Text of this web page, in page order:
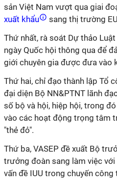
sản Việt Nam vượt qua giai
xuất khẩu
sang thị trường
Thứ nhất, rà soát Dự thảo
ngày Quốc hội thông qua để
giới chuyên gia được đưa vào
Thứ hai, chỉ đạo thành lập Tổ
đại diện Bộ NN&PTNT lãnh
số bộ và hội, hiệp hội, trong
vào các hoạt động trọng tâm
"thẻ đỏ".
Thứ ba, VASEP đề xuất Bộ
trưởng đoàn sang làm việc với
vấn đề IUU trong chuyến